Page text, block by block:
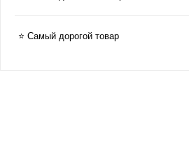
⭐ Самый дорогой товар